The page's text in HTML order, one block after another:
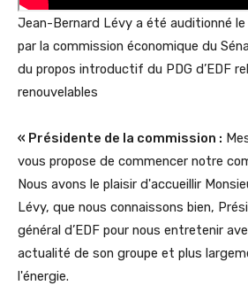
Jean-Bernard Lévy a été auditionné le
par la commission économique du
du propos introductif du PDG d’EDF
renouvelables
« Présidente de la commission :
vous propose de commencer notre
Nous avons le plaisir d'accueillir
Lévy, que nous connaissons bien,
général d’EDF pour nous entretenir
actualité de son groupe et plus
l'énergie.